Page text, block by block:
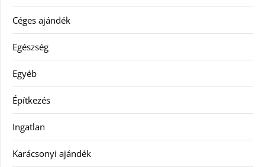
Céges ajándék
Egészség
Egyéb
Építkezés
Ingatlan
Karácsonyi ajándék